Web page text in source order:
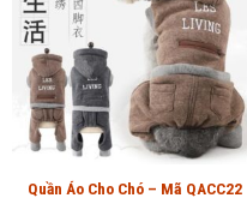
Quần Áo Cho Chó – Mã QACC22